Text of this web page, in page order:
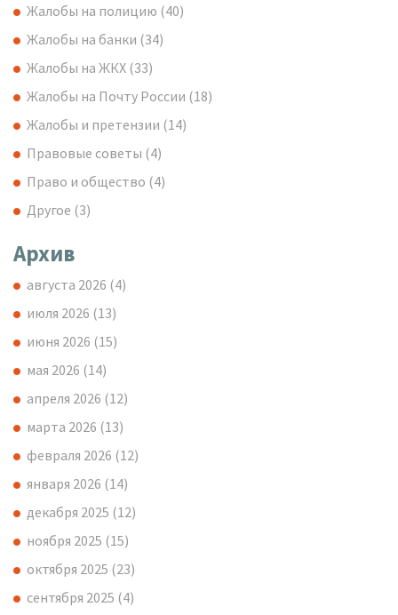
Жалобы на полицию (40)
Жалобы на банки (34)
Жалобы на ЖКХ (33)
Жалобы на Почту России (18)
Жалобы и претензии (14)
Правовые советы (4)
Право и общество (4)
Другое (3)
Архив
августа 2026 (4)
июля 2026 (13)
июня 2026 (15)
мая 2026 (14)
апреля 2026 (12)
марта 2026 (13)
февраля 2026 (12)
января 2026 (14)
декабря 2025 (12)
ноября 2025 (15)
октября 2025 (23)
сентября 2025 (4)